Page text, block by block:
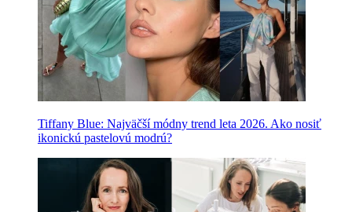
Tiffany Blue: Najväčší módny trend leta 2026. Ako nosiť
ikonickú pastelovú modrú?